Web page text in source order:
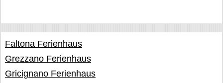
Faltona Ferienhaus
Grezzano Ferienhaus
Gricignano Ferienhaus